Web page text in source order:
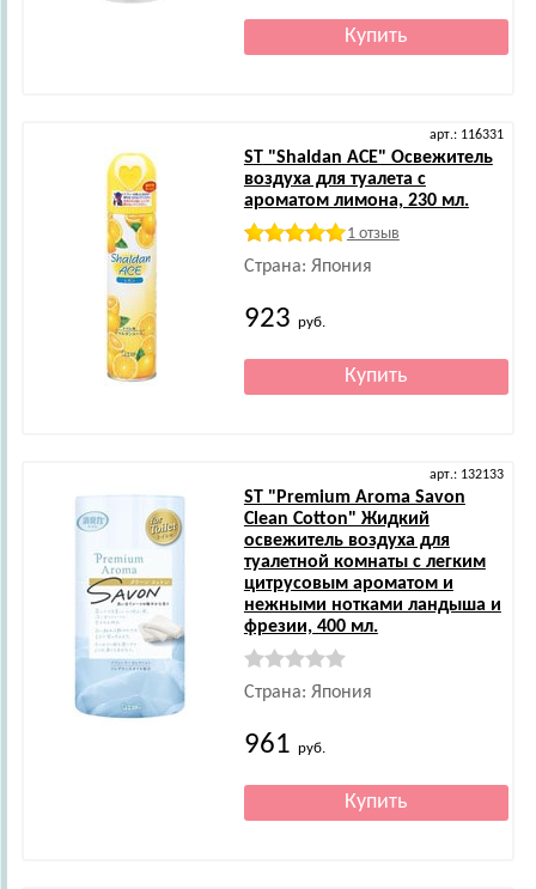
арт.: 116331
ST"Shaldan ACE" Освежитель
воздуха для туалета с
ароматом лимона, 230 мл.
1 отзыв
Страна: Япония
923 руб.
арт.: 132133
ST"Premium Aroma Savon
Clean Cotton" Жидкий
освежитель воздуха для
туалетной комнаты с легким
цитрусовым ароматом и
нежными нотками ландыша и
фрезии, 400 мл.
Страна: Япония
961 руб.